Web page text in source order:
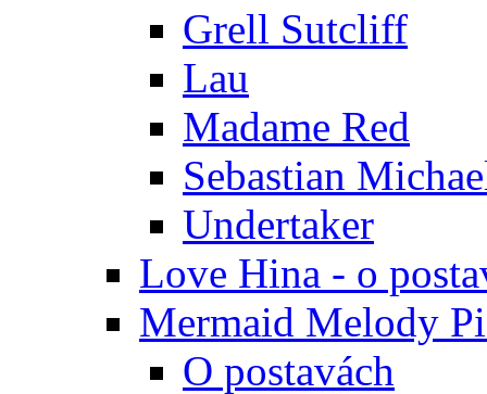
Grell Sutcliff
Lau
Madame Red
Sebastian
Undertaker
Love Hina - o
Mermaid Melody
O postavách